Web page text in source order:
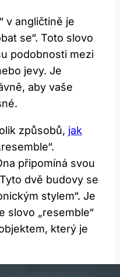
v angličtině je
se“. Toto slovo
podobnosti mezi
jevy. Je
aby vaše
způsobů, jak
připomíná svou
dvě budovy se
stylem“. Je
slovo „resemble“
který je